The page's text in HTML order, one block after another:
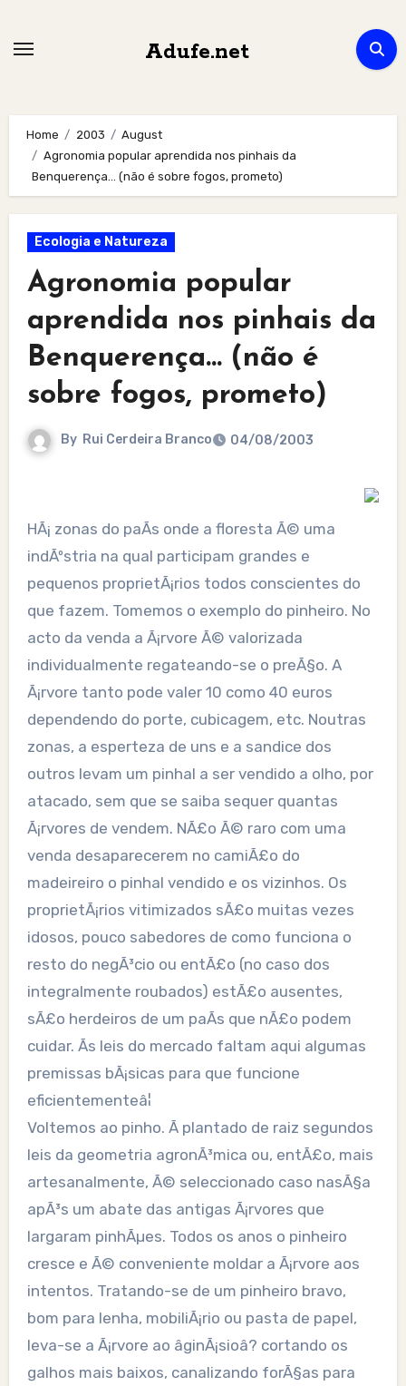
Adufe.net
Home 2003
August
Agronomia popular aprendida nos pinhais da
Benquerença… (não é sobre fogos, prometo)
Ecologia e Natureza
Agronomia popular
aprendida nos pinhais da
Benquerença… (não é
sobre fogos, prometo)
By Rui Cerdeira Branco 04/08/2003
HÃ¡ zonas do paÃ­s onde a floresta Ã© uma
indÃºstria na qual participam grandes e
pequenos proprietÃ¡rios todos conscientes do
que fazem. Tomemos o exemplo do pinheiro. No
acto da venda a Ã¡rvore Ã© valorizada
individualmente regateando-se o preÃ§o. A
Ã¡rvore tanto pode valer 10 como 40 euros
dependendo do porte, cubicagem, etc. Noutras
zonas, a esperteza de uns e a sandice dos
outros levam um pinhal a ser vendido a olho, por
atacado, sem que se saiba sequer quantas
Ã¡rvores de vendem. NÃ£o Ã© raro com uma
venda desaparecerem no camiÃ£o do
madeireiro o pinhal vendido e os vizinhos. Os
proprietÃ¡rios vitimizados sÃ£o muitas vezes
idosos, pouco sabedores de como funciona o
resto do negÃ³cio ou entÃ£o (no caso dos
integralmente roubados) estÃ£o ausentes,
sÃ£o herdeiros de um paÃ­s que nÃ£o podem
cuidar. Ãs leis do mercado faltam aqui algumas
premissas bÃ¡sicas para que funcione
eficientementeâ¦
Voltemos ao pinho. Ã plantado de raiz segundos
leis da geometria agronÃ³mica ou, entÃ£o, mais
artesanalmente, Ã© seleccionado caso nasÃ§a
apÃ³s um abate das antigas Ã¡rvores que
largaram pinhÃµes. Todos os anos o pinheiro
cresce e Ã© conveniente moldar a Ã¡rvore aos
intentos. Tratando-se de um pinheiro bravo,
bom para lenha, mobiliÃ¡rio ou pasta de papel,
leva-se a Ã¡rvore ao âginÃ¡sioâ? cortando os
galhos mais baixos, canalizando forÃ§as para